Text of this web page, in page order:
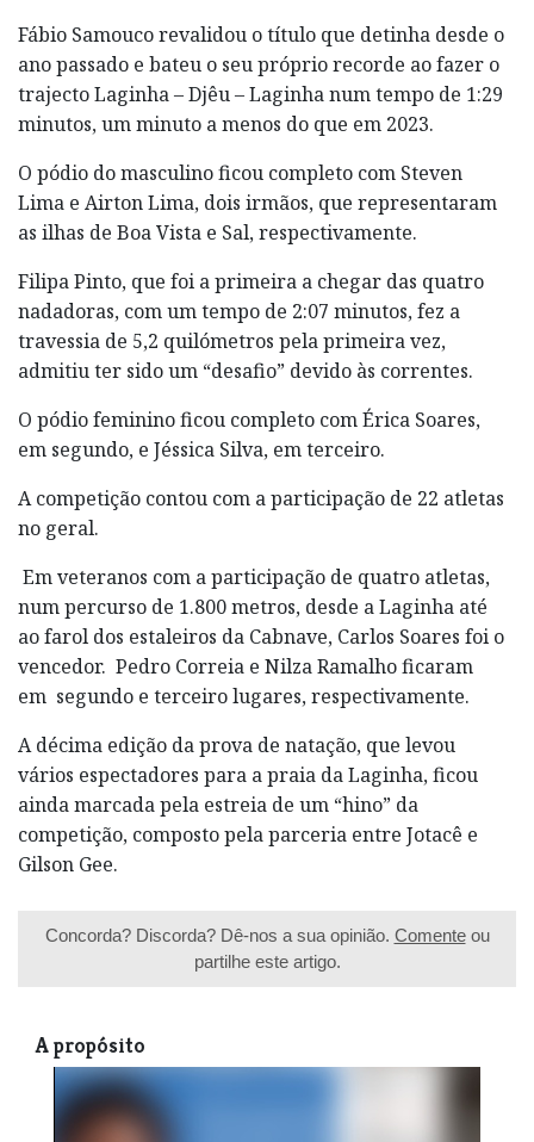
Fábio Samouco revalidou o título que detinha desde o
ano passado e bateu o seu próprio recorde ao fazer o
trajecto Laginha – Djêu – Laginha num tempo de 1:29
minutos, um minuto a menos do que em 2023.
O pódio do masculino ficou completo com Steven
Lima e Airton Lima, dois irmãos, que representaram
as ilhas de Boa Vista e Sal, respectivamente.
Filipa Pinto, que foi a primeira a chegar das quatro
nadadoras, com um tempo de 2:07 minutos, fez a
travessia de 5,2 quilómetros pela primeira vez,
admitiu ter sido um “desafio” devido às correntes.
O pódio feminino ficou completo com Érica Soares,
em segundo, e Jéssica Silva, em terceiro.
A competição contou com a participação de 22 atletas
no geral.
Em veteranos com a participação de quatro atletas,
num percurso de 1.800 metros, desde a Laginha até
ao farol dos estaleiros da Cabnave, Carlos Soares foi o
vencedor. Pedro Correia e Nilza Ramalho ficaram
em segundo e terceiro lugares, respectivamente.
A décima edição da prova de natação, que levou
vários espectadores para a praia da Laginha, ficou
ainda marcada pela estreia de um “hino” da
competição, composto pela parceria entre Jotacê e
Gilson Gee.
Concorda? Discorda? Dê-nos a sua opinião. Comenteou
partilhe este artigo.
A propósito